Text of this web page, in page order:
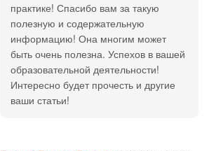
практике! Спасибо вам за такую
полезную и содержательную
информацию! Она многим может
быть очень полезна. Успехов в вашей
образовательной деятельности!
Интересно будет прочесть и другие
ваши статьи!